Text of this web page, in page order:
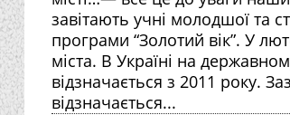
завітають учні молодшої та
програми “Золотий вік”. У
міста. В Україні на
відзначається з 2011 року.
відзначається...